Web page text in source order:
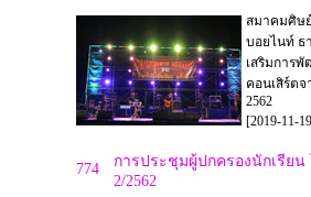
สมาคมศิษ
บอยไนท์ ธ
เสริมการ
คอนเสิร์ต
2562
[2019-11-
774
การประชุมผู้ปกครองนักเรีย
2/2562